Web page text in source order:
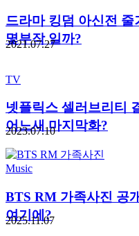
드라마 킹덤 아신전
몇부작 일까?
2021.07.27
TV
넷플릭스 셀러브리티
어느새 마지막화?
2023.07.10
Music
BTS RM 가족사진 공
여기에?
2025.11.07